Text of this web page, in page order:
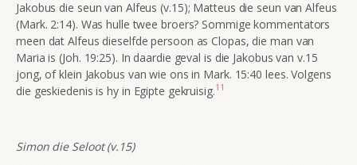
Jakobus die seun van Alfeus (v.15); Matteus die seun van Alfeus
(Mark. 2:14). Was hulle twee broers? Sommige kommentators
meen dat Alfeus dieselfde persoon as Clopas, die man van
Maria is (Joh. 19:25). In daardie geval is die Jakobus van v.15
jong, of klein Jakobus van wie ons in Mark. 15:40 lees. Volgens
die geskiedenis is hy in Egipte gekruisig.11
Simon die Seloot (v.15)